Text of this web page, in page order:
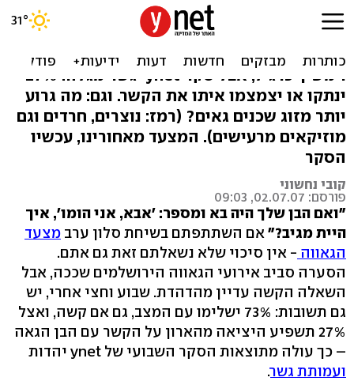
73%: נקבל ילד הומוסקסואל
הילד יצא מהארון? רוב הציבור יעכל את הבשורה
וימשיך כרגיל, אבל סקר ynet-גשר מגלה: 27%
ינתקו או יצמצמו איתו את הקשר. וגם: מה גרוע
יותר מזוג שכנים גאים? (רמז: נוצרים, חרדים וגם
מוזיקאים מרעישים). המצעד מאחורינו, עכשיו
הסקר
קובי נחשוני
פורסם: 02.07.07, 09:03
"ואם הבן שלך היה בא ומספר: 'אבא, אני הומו', איך
היית מגיב?"אם השתתפתם בשיחת סלון ערב מצעד
הגאווה - אין סיכוי שלא נשאלתם זאת גם אתם.
הסערה סביב אירועי הגאווה הירושלמים שככה, אבל
השאלה הקשה עדיין מהדהדת. שבוע וחצי אחרי, יש
גם תשובות: 73% ישלימו עם המצב, גם אם קשה, ואצל
27% תשפיע היציאה מהארון על הקשר עם הבן הגאה
– כך עולה מתוצאות הסקר השבועי של ynet יהדות
ועמותת גשר.